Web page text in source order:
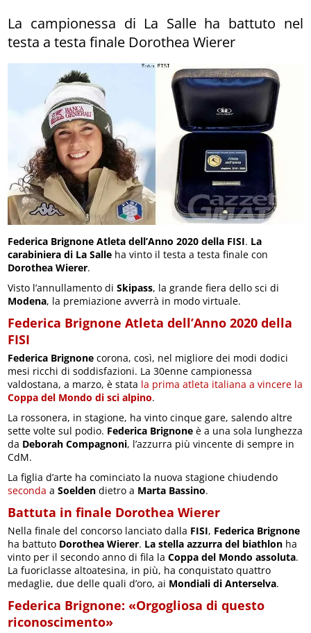
La campionessa di La Salle ha battuto nel
testa a testa finale Dorothea Wierer
Federica Brignone Atleta dell’Anno 2020 della FISI. La
carabiniera di La Salle ha vinto il testa a testa finale con
Dorothea Wierer.
Visto l’annullamento diSkipass, la grande fiera dello sci di
Modena, la premiazione avverrà in modo virtuale.
Federica Brignone Atleta dell’Anno 2020 della
FISI
Federica Brignone corona, così, nel migliore dei modi dodici
mesi ricchi di soddisfazioni. La 30enne campionessa
valdostana, a marzo, è stata la prima atleta italiana a vincere la
Coppa del Mondo di sci alpino.
La rossonera, in stagione, ha vinto cinque gare, salendo altre
sette volte sul podio. Federica Brignone è a una sola lunghezza
da Deborah Compagnoni, l’azzurra più vincente di sempre in
CdM.
La figlia d’arte ha cominciato la nuova stagione chiudendo
seconda aSoelden dietro a Marta Bassino.
Battuta in finale Dorothea Wierer
Nella finale del concorso lanciato dalla FISI, Federica Brignone
ha battuto Dorothea Wierer. La stella azzurra del biathlon ha
vinto per il secondo anno di fila laCoppa del Mondo assoluta.
La fuoriclasse altoatesina, in più, ha conquistato quattro
medaglie, due delle quali d’oro, ai Mondiali di Anterselva.
Federica Brignone: «Orgogliosa di questo
riconoscimento»